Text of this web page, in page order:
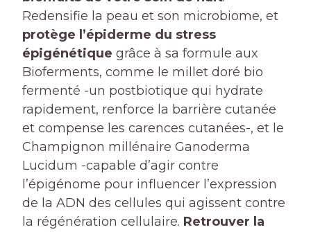
Redensifie la peau et son microbiome, et
protège l’épiderme du stress
épigénétique grâce à sa formule aux
Bioferments, comme le millet doré bio
fermenté -un postbiotique qui hydrate
rapidement, renforce la barrière cutanée
et compense les carences cutanées-, et le
Champignon millénaire Ganoderma
Lucidum -capable d’agir contre
l’épigénome pour influencer l’expression
de la ADN des cellules qui agissent contre
la régénération cellulaire. Retrouver la